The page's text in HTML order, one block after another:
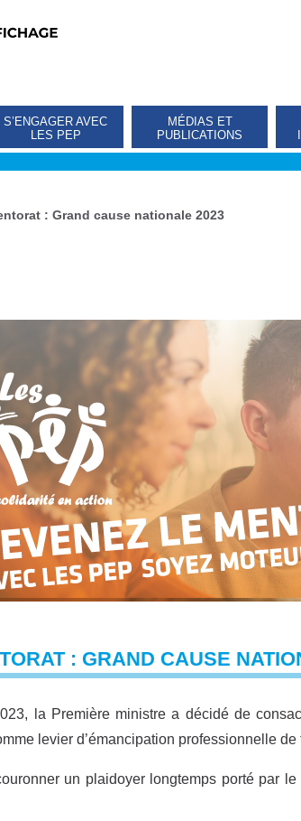
S’ENGAGER AVEC
LES PEP
MÉDIAS ET
PUBLICATIONS
: Grand cause nationale 2023
: GRAND CAUSE
la Première ministre a décidé de
levier d’émancipation professionnelle
un plaidoyer longtemps porté par